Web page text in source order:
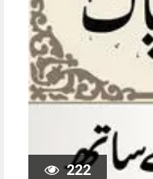
222